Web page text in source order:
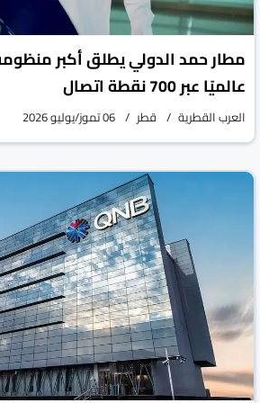
مطار حمد الدولي يطلق أكبر
عالميًا عبر 700 نقطة اتصال
العرب القطرية قطر 06 تموز/يوليو 2026